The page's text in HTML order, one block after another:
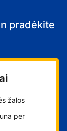
pradėkite
žalos
per